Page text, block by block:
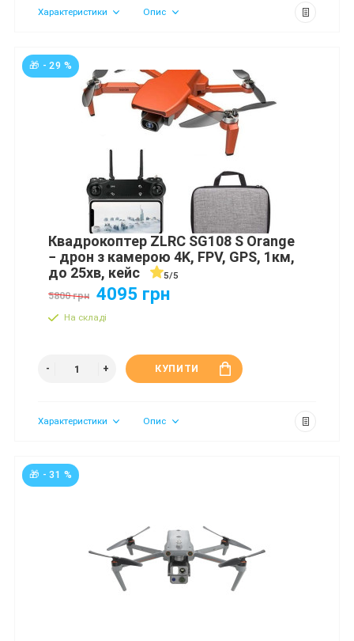
Характеристики Опис
🎁 - 29 %
Квадрокоптер ZLRC SG108 S Orange
− дрон з камерою 4K, FPV, GPS, 1км,
до 25хв, кейс
5/5
5800 грн 4095 грн
На складі
КУПИТИ
Характеристики Опис
🎁 - 31 %